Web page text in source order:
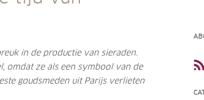
in de productie van sieraden.
omdat ze als een symbool van de
goudsmeden uit Parijs verlieten